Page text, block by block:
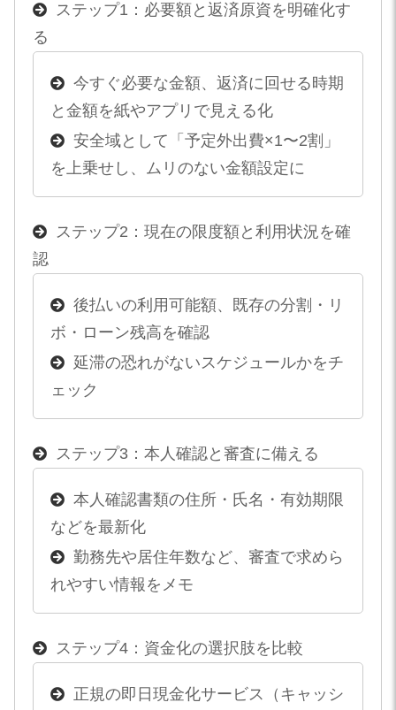
ステップ1：必要額と返済原資を明確化す
る
今すぐ必要な金額、返済に回せる時期
と金額を紙やアプリで見える化
安全域として「予定外出費×1〜2割」
を上乗せし、ムリのない金額設定に
ステップ2：現在の限度額と利用状況を確
認
後払いの利用可能額、既存の分割・リ
ボ・ローン残高を確認
延滞の恐れがないスケジュールかをチ
ェック
ステップ3：本人確認と審査に備える
本人確認書類の住所・氏名・有効期限
などを最新化
勤務先や居住年数など、審査で求めら
れやすい情報をメモ
ステップ4：資金化の選択肢を比較
正規の即日現金化サービス（キャッシ